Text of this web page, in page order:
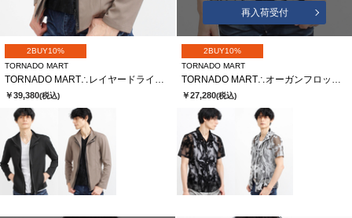
2BUY10%
TORNADO MART
TORNADO MART∴レイヤードライダース
￥39,380(税込)
再入荷受付
2BUY10%
TORNADO MART
TORNADO MART∴オーガンフロッキースモークプリント半袖シャツ
￥27,280(税込)